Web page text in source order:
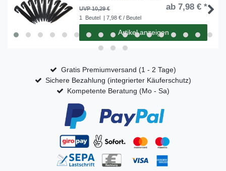
UVP 10,29 €
ab 7,98 € *
1 Beutel | 7,98 € / Beutel
Artikel anzeigen
Gratis Premiumversand (1 - 2 Tage)
Sichere Bezahlung (integrierter Käuferschutz)
Kompetente Beratung (Mo - Sa)